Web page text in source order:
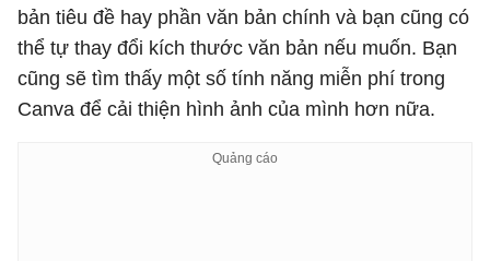
bản tiêu đề hay phần văn bản chính và bạn cũng có
thể tự thay đổi kích thước văn bản nếu muốn. Bạn
cũng sẽ tìm thấy một số tính năng miễn phí trong
Canva để cải thiện hình ảnh của mình hơn nữa.